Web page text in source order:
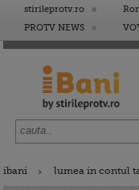
stirileprotv.ro
PROTV NEWS
ibani lumea in contul